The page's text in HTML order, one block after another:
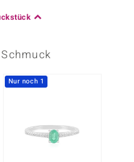
Nur noch 1